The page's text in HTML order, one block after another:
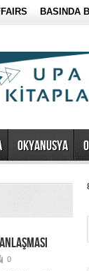
BASINDA
OKYANUSYA
0